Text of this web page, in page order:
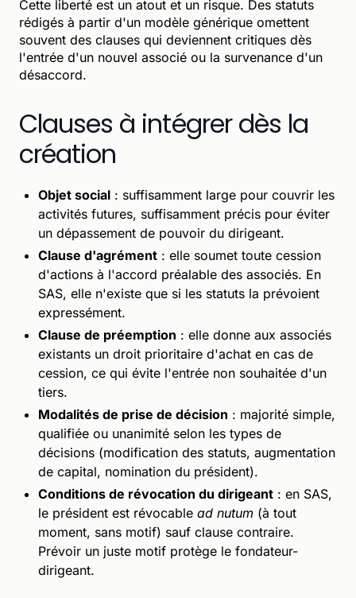
Cette liberté est un atout et un risque. Des statuts
rédigés à partir d'un modèle générique omettent
souvent des clauses qui deviennent critiques dès
l'entrée d'un nouvel associé ou la survenance d'un
désaccord.
Clauses à intégrer dès la
création
Objet social : suffisamment large pour couvrir les
activités futures, suffisamment précis pour éviter
un dépassement de pouvoir du dirigeant.
Clause d'agrément : elle soumet toute cession
d'actions à l'accord préalable des associés. En
SAS, elle n'existe que si les statuts la prévoient
expressément.
Clause de préemption : elle donne aux associés
existants un droit prioritaire d'achat en cas de
cession, ce qui évite l'entrée non souhaitée d'un
tiers.
Modalités de prise de décision : majorité simple,
qualifiée ou unanimité selon les types de
décisions (modification des statuts, augmentation
de capital, nomination du président).
Conditions de révocation du dirigeant : en SAS,
le président est révocable ad nutum (à tout
moment, sans motif) sauf clause contraire.
Prévoir un juste motif protège le fondateur-
dirigeant.